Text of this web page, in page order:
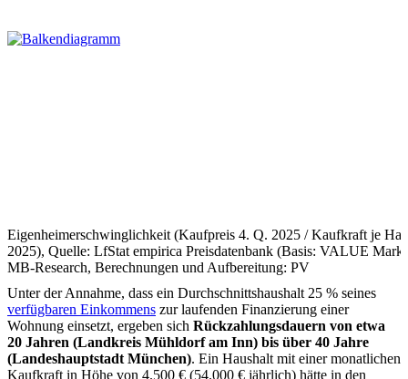
Eigenheimerschwinglichkeit (Kaufpreis 4. Q. 2025 / Kaufkraft je
2025), Quelle: LfStat empirica Preisdatenbank (Basis: VALUE
MB-Research, Berechnungen und Aufbereitung: PV
Unter der Annahme, dass ein Durchschnittshaushalt 25 % seines
verfügbaren Einkommens zur laufenden Finanzierung einer
Wohnung einsetzt, ergeben sich Rückzahlungsdauern von etwa
20 Jahren (Landkreis Mühldorf am Inn) bis über 40 Jahre
(Landeshauptstadt München). Ein Haushalt mit einer monatlichen
Kaufkraft in Höhe von 4.500 € (54.000 € jährlich) hätte in den